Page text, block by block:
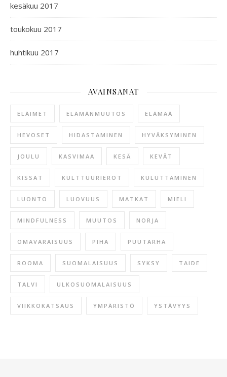
kesäkuu 2017
toukokuu 2017
huhtikuu 2017
AVAINSANAT
ELÄIMET ELÄMÄNMUUTOS ELÄMÄÄ
HEVOSET HIDASTAMINEN HYVÄKSYMINEN
JOULU KASVIMAA KESÄ KEVÄT
KISSAT KULTTUURIEROT KULUTTAMINEN
LUONTO LUOVUUS MATKAT MIELI
MINDFULNESS MUUTOS NORJA
OMAVARAISUUS PIHA PUUTARHA
ROOMA SUOMALAISUUS SYKSY TAIDE
TALVI ULKOSUOMALAISUUS
VIIKKOKATSAUS YMPÄRISTÖ YSTÄVYYS